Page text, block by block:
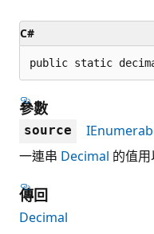
C#
public static
參數
source
一連串 Decimal 的值用
傳回
Decimal